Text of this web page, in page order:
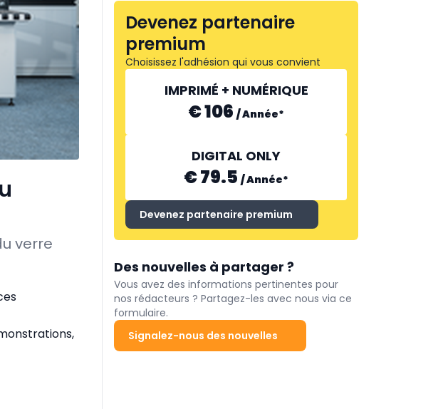
verre
Devenez partenaire
premium
Choisissez l'adhésion qui vous convient
IMPRIMÉ + NUMÉRIQUE
€ 106 /Année*
DIGITAL ONLY
€ 79.5 /Année*
Devenez partenaire premium
Des nouvelles à partager ?
Vous avez des informations pertinentes pour
nos rédacteurs ? Partagez-les avec nous via ce
formulaire.
Signalez-nous des nouvelles